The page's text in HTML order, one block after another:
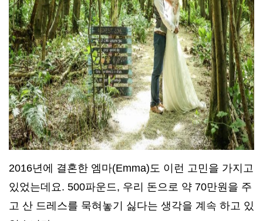
2016년에 결혼한 엠마(Emma)도 이런 고민을 가지고
있었는데요. 500파운드, 우리 돈으로 약 70만원을 주
고 산 드레스를 묵혀놓기 싫다는 생각을 계속 하고 있